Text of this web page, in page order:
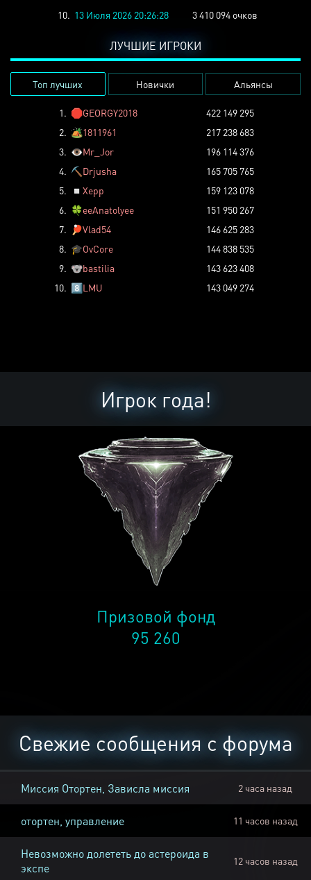
10. 13 Июля 2026 20:26:28 3 410 094 очков
ЛУЧШИЕ ИГРОКИ
Топ лучших Новички Альянсы
1. 🛑GEORGY2018
422 149 295
2. 🏕️1811961
217 238 683
3. 👁️Mr_Jor
196 114 376
4. ⛏️ Drjusha
165 705 765
5.
◽ Xepp
159 123 078
6. 🍀eeAnatolyee
151 950 267
7.
🏓Vlad54
146 625 283
8. 🎓OvCore
144 838 535
9. 🐨bastilia
143 623 408
10. 8️⃣LMU 143 049 274
Игрок года!
Призовой фонд
95 260
Свежие сообщения с форума
Миссия Отортен, Зависла миссия 2 часа назад
отортен, управление 11 часов назад
Невозможно долететь до астероида в
экспе
12 часов назад